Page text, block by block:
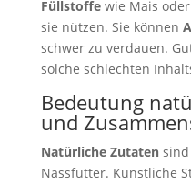
Füllstoffewie Mais oder
sie nützen. Sie können
schwer zu verdauen.
solche schlechten
Bedeutung
und
Natürliche Zutatensind
Nassfutter. Künstliche